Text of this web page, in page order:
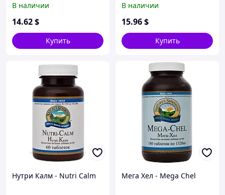
В наличии
14.62$
Купить
В наличии
15.96$
Купить
Нутри Калм - Nutri Calm Мега Хел - Mega Chel